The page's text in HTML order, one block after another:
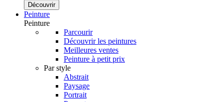
Découvrir
Peinture
Peinture
Parcourir
Découvrir les peintures
Meilleures ventes
Peinture à petit prix
Par style
Abstrait
Paysage
Portrait